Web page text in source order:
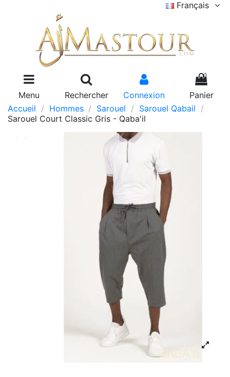
Français
Menu Rechercher Connexion
0
Panier
Accueil
Hommes Sarouel
Sarouel Qabail
Sarouel Court Classic Gris - Qaba'il